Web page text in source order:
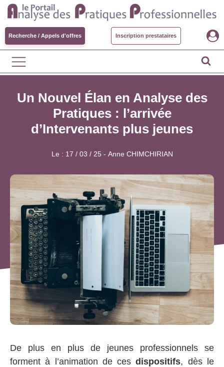
Recherche / Appels d'offres Inscription prestataires
Un Nouvel Élan en Analyse des
Pratiques : l’arrivée
d’Intervenants plus jeunes
Le : 17 / 03 / 25 - Anne CHIMCHIRIAN
De plus en plus de jeunes professionnels se
forment à l’animation de cesdispositifs, dès le